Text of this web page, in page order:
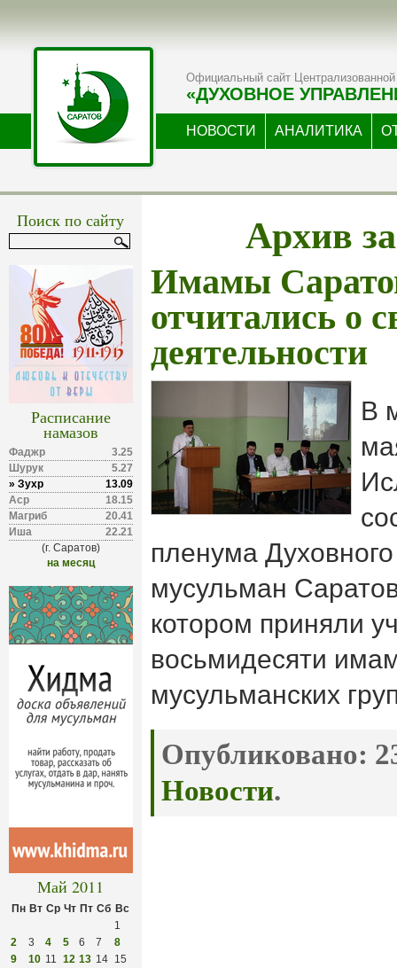
Официальный сайт Централизованной
«ДУХОВНОЕ
НОВОСТИ АНАЛИТИКА
Поиск по сайту
Расписание
намазов
Фаджр
3.25
Шурук
5.27
» Зухр
13.09
Аср
18.15
Магриб
20.41
Иша
22.21
(г. Саратов)
на месяц
Май 2011
Пн Вт Ср Чт Пт Сб Вс
1
2
3 4 5 6 7
8
9
10 11 12 13 14 15
Архив
Имамы
отчитались о
деятельности
В
пленума
мусульман
котором приняли
восьмидесяти
мусульманских
Опубликовано:
Новости.